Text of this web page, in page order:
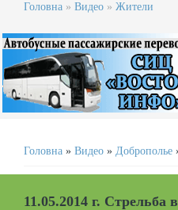
Головна » Видео » Жители
Головна » Видео » Доброполье
11.05.2014 г. Стрельба